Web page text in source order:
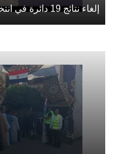
إلغاء نتائج 19 دائرة في انتخابات النواب 2025